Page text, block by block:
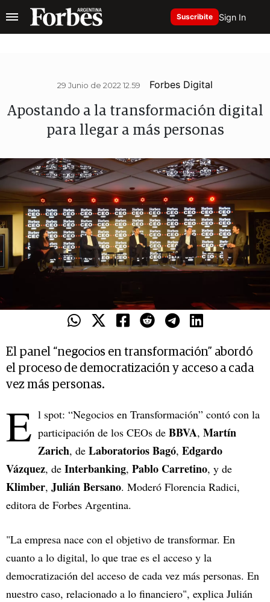
Suscribite Sign In
29 Junio de 2022 12.59 Forbes Digital
Apostando a la transformación digital
para llegar a más personas
El panel “negocios en transformación” abordó
el proceso de democratización y acceso a cada
vez más personas.
E l spot: “Negocios en Transformación” contó con la
participación de los CEOs de BBVA, Martín
Zarich, de Laboratorios Bagó, Edgardo
Vázquez, de Interbanking, Pablo Carretino, y de
Klimber, Julián Bersano. Moderó Florencia Radici,
editora de Forbes Argentina.
"La empresa nace con el objetivo de transformar. En
cuanto a lo digital, lo que trae es el acceso y la
democratización del acceso de cada vez más personas. En
nuestro caso, relacionado a lo financiero", explica Julián